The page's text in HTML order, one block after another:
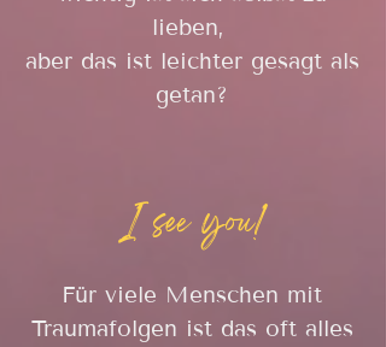
lieben,
aber das ist leichter gesagt als
getan?
I see you!
Für viele Menschen mit
Traumafolgen ist das oft alles